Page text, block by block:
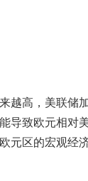
越高，美联储
导致欧元相对
元区的宏观经